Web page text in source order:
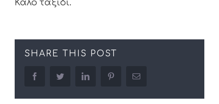
Καλό ταξίδι.
SHARE THIS POST
facebooktwitter linkedin pinterestEmail